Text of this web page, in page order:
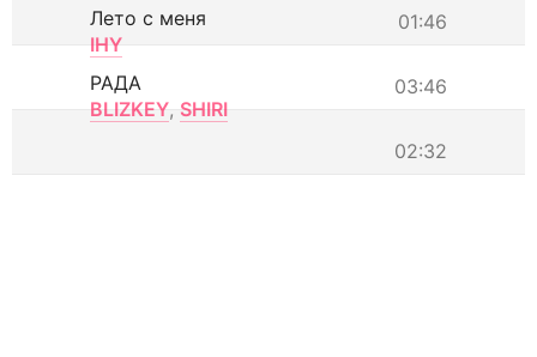
01:46
Лето с меня
IHY
03:46
РАДА
BLIZKEY, SHIRI
02:32